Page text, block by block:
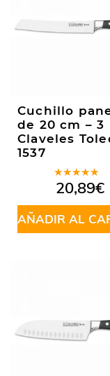
Cuchillo
de 20 cm – 3
Claveles
1537
Valorado
en5.00de
5
20,89€
AÑADIR AL